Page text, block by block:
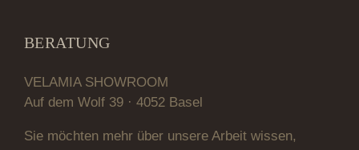
BERATUNG
VELAMIA SHOWROOM
Auf dem Wolf 39 · 4052 Basel
Sie möchten mehr über unsere Arbeit wissen,